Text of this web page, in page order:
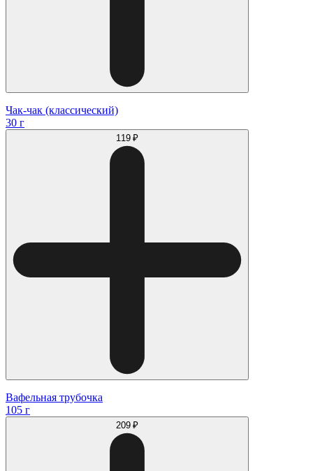
Чак-чак (классический)
30 г
119 ₽
Вафельная трубочка
105 г
209 ₽